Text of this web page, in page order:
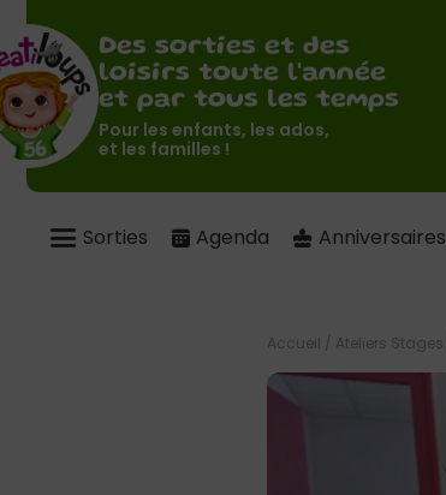
Des sorties et des
loisirs toute l'année
et par tous les temps
Pour les enfants, les ados,
et les familles !
Sorties Agenda Anniversaires
Accueil / Ateliers Stages